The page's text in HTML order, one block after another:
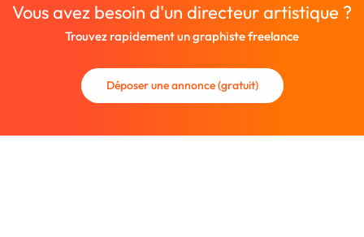
Vous avez besoin d'un directeur artistique ?
Trouvez rapidement un graphiste freelance
Déposer une annonce (gratuit)